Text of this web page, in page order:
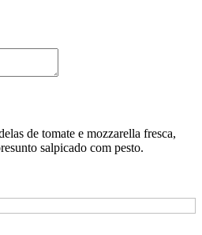
de tomate e mozzarella fresca,
salpicado com pesto.